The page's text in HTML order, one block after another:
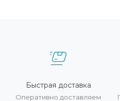
Быстрая доставка
Оперативно доставляем